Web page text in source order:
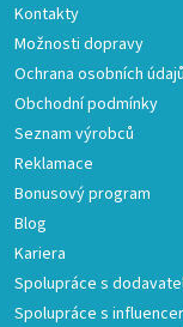
Kontakty
Možnosti dopravy
Ochrana osobních údajů
Obchodní podmínky
Seznam výrobců
Reklamace
Bonusový program
Blog
Kariera
Spolupráce s
Spolupráce s